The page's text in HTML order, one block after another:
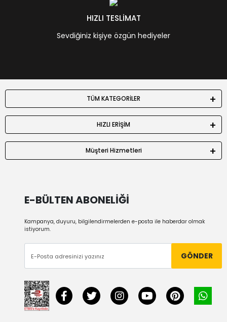
HIZLI TESLİMAT
Sevdiğiniz kişiye özgün hediyeler
TÜM KATEGORİLER
HIZLI ERİŞİM
Müşteri Hizmetleri
E-BÜLTEN ABONELİĞİ
Kampanya, duyuru, bilgilendirmelerden e-posta ile haberdar olmak
istiyorum.
GÖNDER